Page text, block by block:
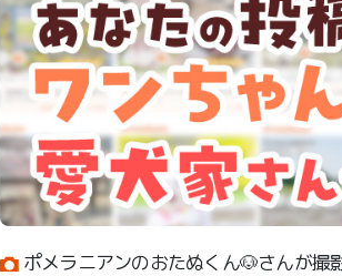
ポメラニアンのおたぬくん🐶さんが撮